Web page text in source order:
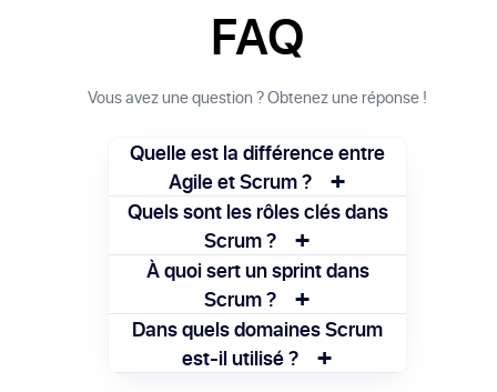
FAQ
Vous avez une question ? Obtenez une réponse !
Quelle est la différence entre
Agile et Scrum ?
+
Agile est un cadre général incluant
plusieurs méthodes, tandis que Scrum est
une des approches agiles les plus
Quels sont les rôles clés dans
Scrum ?
+
Il y a trois rôles principaux : le Product
Owner, le Scrum Master et l’équipe de
développement.
À quoi sert un sprint dans
Scrum ?
+
Le sprint structure le travail en cycles
courts pour livrer régulièrement des
fonctionnalités prêtes à être utilisées.
Dans quels domaines Scrum
est-il utilisé ?
+